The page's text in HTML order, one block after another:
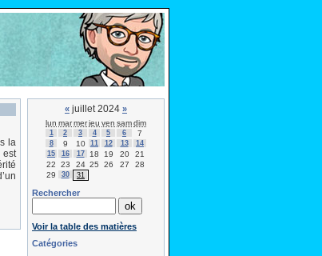
la
est
« juillet 2024 »
lun marmerjeu ven samdim
1 2 3 4 5 6 7
8 9 10 11 12 13
14
15
16 17 18 19 20
21
22
23 24 25 26 27
28
29
30 31
Rechercher
Voir la table des matières
Catégories